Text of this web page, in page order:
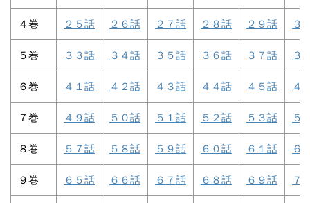
４巻 ２５話 ２６話 ２７話 ２８話 ２９話 ３
５巻 ３３話 ３４話 ３５話 ３６話 ３７話 ３
６巻 ４１話 ４２話 ４３話 ４４話 ４５話 ４
７巻 ４９話 ５０話 ５１話 ５２話 ５３話 ５
８巻 ５７話 ５８話 ５９話 ６０話 ６１話 ６
９巻 ６５話 ６６話 ６７話 ６８話 ６９話 ７